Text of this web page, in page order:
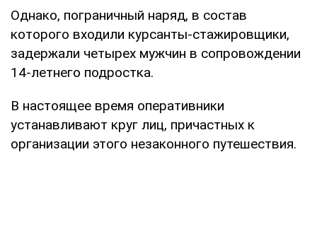
Однако, пограничный наряд, в состав
которого входили курсанты-стажировщики,
задержали четырех мужчин в сопровождении
14-летнего подростка.
В настоящее время оперативники
устанавливают круг лиц, причастных к
организации этого незаконного путешествия.